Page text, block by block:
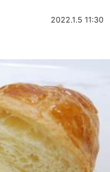
2022.1.5 11:30